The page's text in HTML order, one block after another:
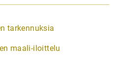
tarkennuksia
maali-iloittelu